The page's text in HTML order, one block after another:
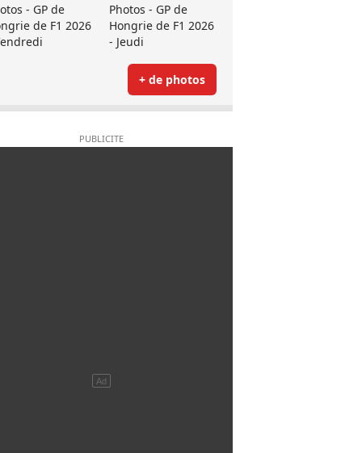
- GP de
de F1 2026
Photos - GP de
Hongrie de F1 2026
- Jeudi
+ de photos